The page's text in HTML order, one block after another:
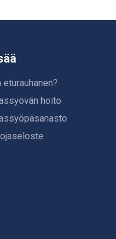
eturauhanen?
hoito